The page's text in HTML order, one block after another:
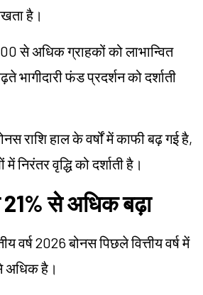
है।
से अधिक ग्राहकों को लाभान्वित
फंड प्रदर्शन को दर्शाती
राशि हाल के वर्षों में काफी बढ़ गई है,
निरंतर वृद्धि को दर्शाती है।
से अधिक बढ़ा
वर्ष 2026 बोनस पिछले वित्तीय वर्ष में
अधिक है।